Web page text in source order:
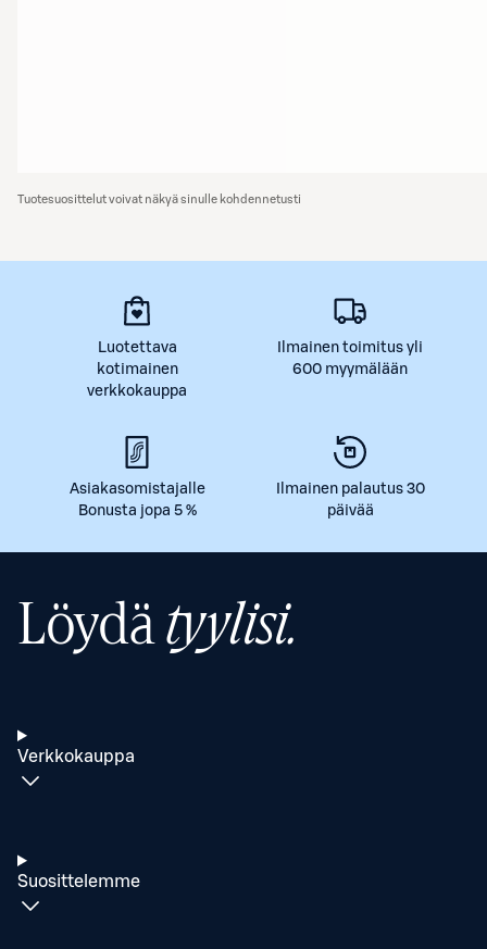
Tuotesuosittelut voivat näkyä sinulle kohdennetusti
Luotettava
kotimainen
verkkokauppa
Ilmainen toimitus yli
600 myymälään
Asiakasomistajalle
Bonusta jopa 5 %
Ilmainen palautus 30
päivää
Löydätyylisi.
Verkkokauppa
Suosittelemme